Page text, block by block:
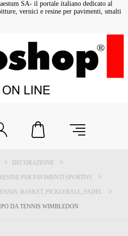
SA- il portale italiano dedicato al
vernici e resine per pavimenti, smalti
DECORAZIONE
PER PAVIMENTI SPORTIVI
BASKET, PICKLEBALL, PADEL
DA TENNIS WIMBLEDON